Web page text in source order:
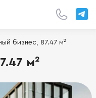
бизнес, 87.47 м²
м²